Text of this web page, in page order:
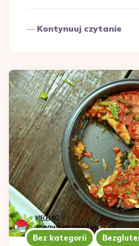
Kontynuuj czytanie
Bez kategorii